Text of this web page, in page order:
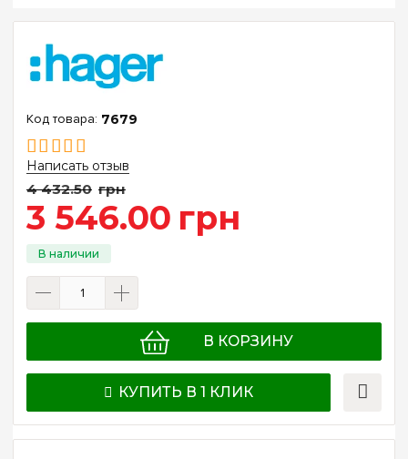
7679
Написать отзыв
4 432.50 грн
3 546.00 грн
В КОРЗИНУ
КУПИТЬ В 1 КЛИК